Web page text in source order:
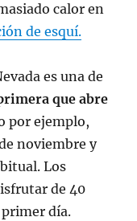
calor en
de esquí.
es una de
que abre
por ejemplo,
noviembre y
Los
de 40
día.